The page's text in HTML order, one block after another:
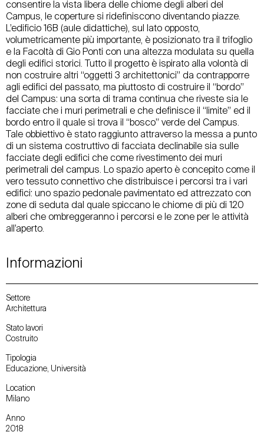
consentire la vista libera delle chiome degli alberi del
Campus, le coperture si ridefiniscono diventando piazze.
L’edificio 16B (aule didattiche), sul lato opposto,
volumetricamente più importante, è posizionato tra il trifoglio
e la Facoltà di Gio Ponti con una altezza modulata su quella
degli edifici storici. Tutto il progetto è ispirato alla volontà di
non costruire altri “oggetti 3 architettonici” da contrapporre
agli edifici del passato, ma piuttosto di costruire il “bordo”
del Campus: una sorta di trama continua che riveste sia le
facciate che i muri perimetrali e che definisce il “limite” ed il
bordo entro il quale si trova il “bosco” verde del Campus.
Tale obbiettivo è stato raggiunto attraverso la messa a punto
di un sistema costruttivo di facciata declinabile sia sulle
facciate degli edifici che come rivestimento dei muri
perimetrali del campus. Lo spazio aperto è concepito come il
vero tessuto connettivo che distribuisce i percorsi tra i vari
edifici: uno spazio pedonale pavimentato ed attrezzato con
zone di seduta dal quale spiccano le chiome di più di 120
alberi che ombreggeranno i percorsi e le zone per le attività
all’aperto.
Informazioni
Settore
Architettura
Stato lavori
Costruito
Tipologia
Educazione, Università
Location
Milano
Anno
2018